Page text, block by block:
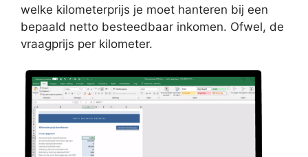
welke kilometerprijs je moet hanteren bij een
bepaald netto besteedbaar inkomen. Ofwel, de
vraagprijs per kilometer.